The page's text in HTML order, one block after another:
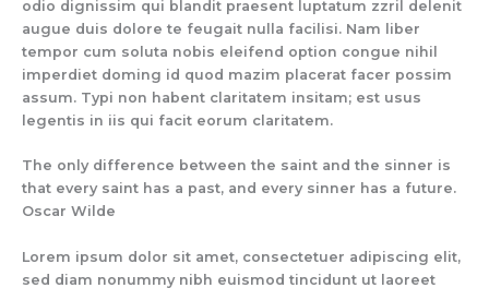
odio dignissim qui blandit praesent luptatum zzril delenit
augue duis dolore te feugait nulla facilisi. Nam liber
tempor cum soluta nobis eleifend option congue nihil
imperdiet doming id quod mazim placerat facer possim
assum. Typi non habent claritatem insitam; est usus
legentis in iis qui facit eorum claritatem.
The only difference between the saint and the sinner is
that every saint has a past, and every sinner has a future.
Oscar Wilde
Lorem ipsum dolor sit amet, consectetuer adipiscing elit,
sed diam nonummy nibh euismod tincidunt ut laoreet